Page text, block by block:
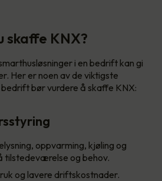
skaffe KNX?
i en bedrift kan gi
Her er noen av de viktigste
bør vurdere å skaffe KNX:
oppvarming, kjøling og
tilstedeværelse og behov.
og lavere driftskostnader.